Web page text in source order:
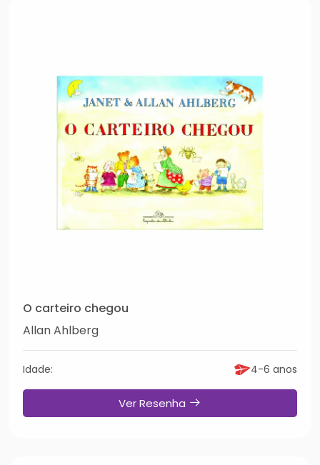
O carteiro chegou
Allan Ahlberg
Idade: 4-6 anos
Ver Resenha